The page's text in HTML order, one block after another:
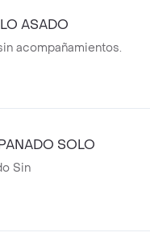
ASADO
acompañamientos.
SOLO
Sin